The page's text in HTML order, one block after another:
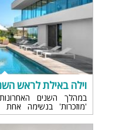
וילה באילת לראש
במהלך השנים
'מוזכרות' בנשימה
וותיקים בתחום התיירות
של צימרים ומתחמי אירוח